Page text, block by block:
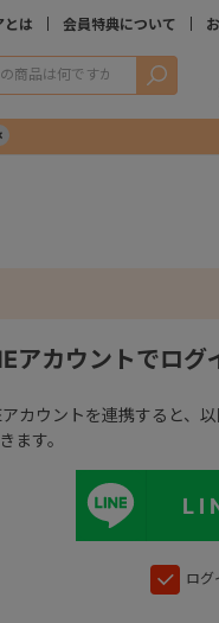
とは 会員特典について
検索
アカウントでログ
カウントを連携すると、
ます。
ログ